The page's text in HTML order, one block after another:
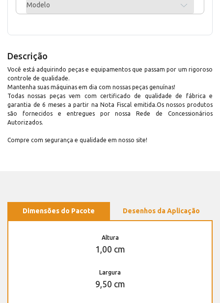
Modelo
Descrição
Você está adquirindo peças e equipamentos que passam por um rigoroso
controle de qualidade.
Mantenha suas máquinas em dia com nossas peças genuínas!
Todas nossas peças vem com certificado de qualidade de fábrica e
garantia de 6 meses a partir na Nota Fiscal emitida.Os nossos produtos
são fornecidos e entregues por nossa Rede de Concessionários
Autorizados.
Compre com segurança e qualidade em nosso site!
Dimensões do Pacote Desenhos da Aplicação
Altura
1,00 cm
Largura
9,50 cm